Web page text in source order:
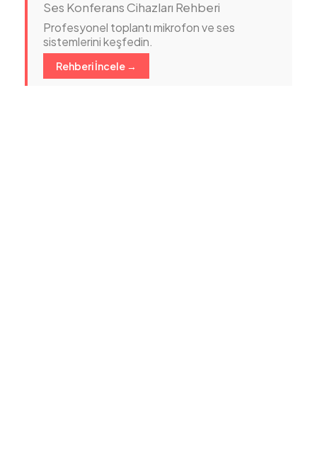
Ses Konferans Cihazları Rehberi
Profesyonel toplantı mikrofon ve ses
sistemlerini keşfedin.
Rehberi İncele →